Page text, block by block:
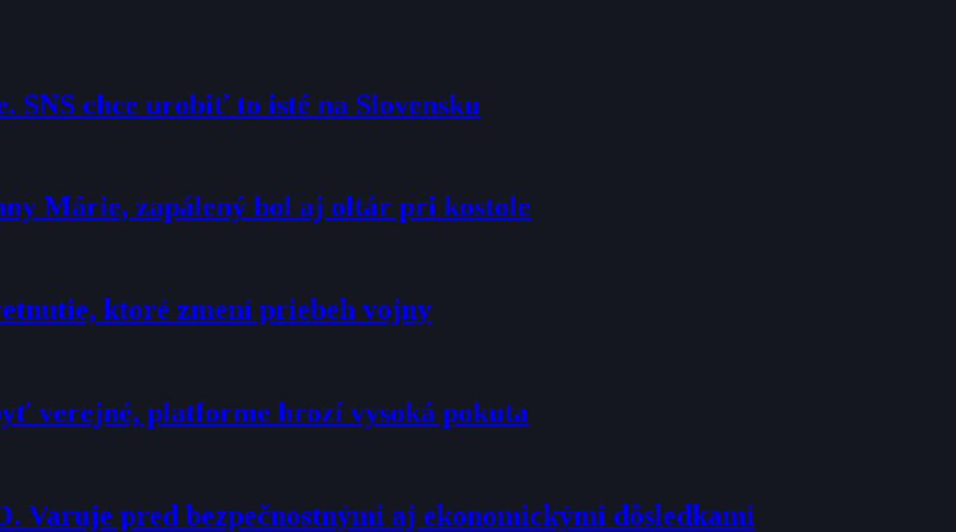
SNS chce urobiť to isté na Slovensku
Márie, zapálený bol aj oltár pri kostole
ktoré zmení priebeh vojny
verejné, platforme hrozí vysoká pokuta
Varuje pred bezpečnostnými aj ekonomickými dôsledkami